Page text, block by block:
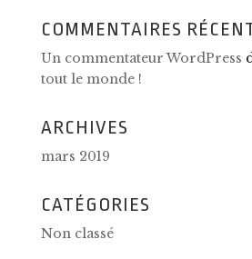
COMMENTAIRES
Un commentateur WordPress
tout le monde !
ARCHIVES
mars 2019
CATÉGORIES
Non classé